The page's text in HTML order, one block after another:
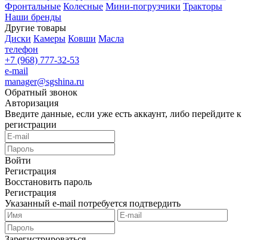
Фронтальные Колесные Мини-погрузчики Тракторы
Наши бренды
Другие товары
Диски Камеры Ковши Масла
телефон
+7 (968) 777-32-53
e-mail
manager@sgshina.ru
Обратный звонок
Авторизация
Введите данные, если уже есть аккаунт, либо перейдите к
регистрации
Войти
Регистрация
Восстановить пароль
Регистрация
Указанный e-mail потребуется подтвердить